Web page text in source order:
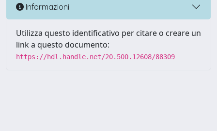
Informazioni
Utilizza questo identificativo per citare o creare un
link a questo documento:
https://hdl.handle.net/20.500.12608/88309